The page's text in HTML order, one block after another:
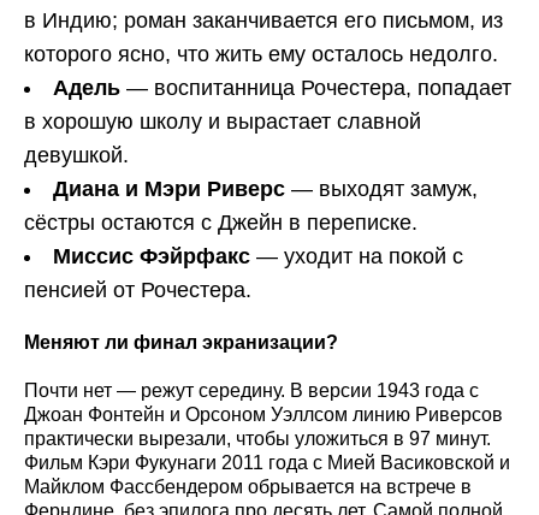
в Индию; роман заканчивается его письмом, из
которого ясно, что жить ему осталось недолго.
Адель — воспитанница Рочестера, попадает
в хорошую школу и вырастает славной
девушкой.
Диана и Мэри Риверс — выходят замуж,
сёстры остаются с Джейн в переписке.
Миссис Фэйрфакс — уходит на покой с
пенсией от Рочестера.
Меняют ли финал экранизации?
Почти нет — режут середину. В версии 1943 года с
Джоан Фонтейн и Орсоном Уэллсом линию Риверсов
практически вырезали, чтобы уложиться в 97 минут.
Фильм Кэри Фукунаги 2011 года с Мией Васиковской и
Майклом Фассбендером обрывается на встрече в
Ферндине, без эпилога про десять лет. Самой полной